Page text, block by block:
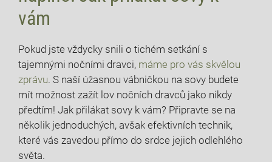
vám
Pokud jste⁣ vždycky snili o tichém setkání s
‌tajemnými nočními dravci, máme pro vás skvělou
zprávu. S naší úžasnou vábničkou na⁤ sovy budete
mít⁣ možnost zažít lov nočních dravců jako nikdy
předtím! ⁤Jak přilákat ‌sovy k vám? Připravte se na
několik⁣ jednoduchých, avšak efektivních technik,
které vás zavedou přímo do srdce ‍jejich odlehlého
světa.